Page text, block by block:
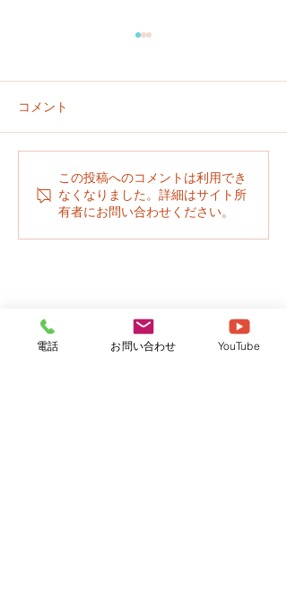
６／２８
コメント
この投稿へのコメントは利用でき
なくなりました。詳細はサイト所
有者にお問い合わせください。
電話 お問い合わせ YouTube